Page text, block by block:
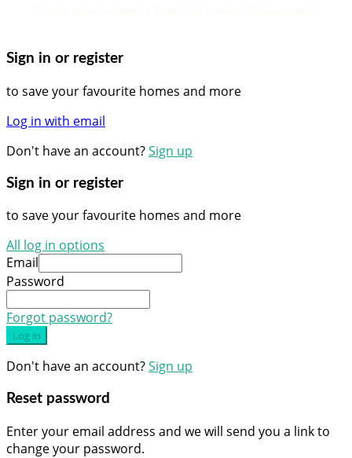
Sign in or register
to save your favourite homes and more
Log in with email
Don't have an account?Sign up
Sign in or register
to save your favourite homes and more
All log in options
Email
Password
Forgot password?
Log in
Don't have an account?Sign up
Reset password
Enter your email address and we will send you a link to
change your password.